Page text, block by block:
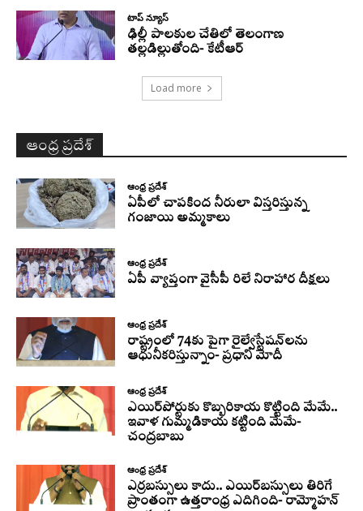
టాప్ న్యూస్
ఢిల్లీ పాలకుల చేతిలో తెలంగాణ
తల్లడిల్లుతోంది- కేటీఆర్
Load more
ఆంధ్ర ప్రదేశ్
ఆంధ్ర ప్రదేశ్
ఏపీలో చాపకింద నీరులా విస్తరిస్తున్న
గంజాయి అమ్మకాలు
ఆంధ్ర ప్రదేశ్
ఏపీ వ్యాప్తంగా వైసీపీ రిలే నిరాహార దీక్షలు
ఆంధ్ర ప్రదేశ్
రాష్ట్రంలో 74కు పైగా రైల్వేస్టేషన్‌లను
ఆధునీకరిస్తున్నాం- ప్రధాని మోదీ
ఆంధ్ర ప్రదేశ్
ఎయిర్‌పోర్టుకు కొబ్బరికాయ కొట్టింది మేమే..
ఇవాళ గుమ్మడికాయ కట్టింది మేమే-
చంద్రబాబు
ఆంధ్ర ప్రదేశ్
ఎర్రబస్సులు కాదు.. ఎయిర్‌బస్సులు తిరిగే
ప్రాంతంగా ఉత్తరాంధ్ర ఎదిగింది- రామ్మోహన్